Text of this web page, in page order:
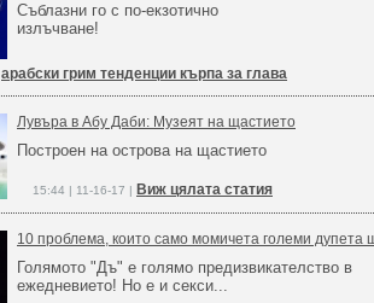
Съблазни го с по-екзотично
излъчване!
арабски грим тенденции кърпа за глава
Лувъра в Абу Даби: Музеят на щастието
Построен на острова на щастието
15:44 | 11-16-17 | Виж цялата статия
10 проблема, които само момичета големи дупета
Голямото "Дъ" е голямо предизвикателство в
ежедневието! Но е и секси...